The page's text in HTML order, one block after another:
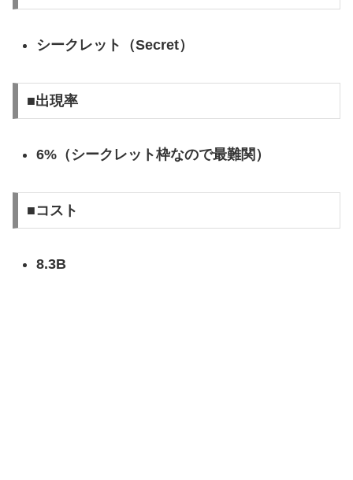
シークレット（Secret）
■出現率
6%（シークレット枠なので最難関）
■コスト
8.3B